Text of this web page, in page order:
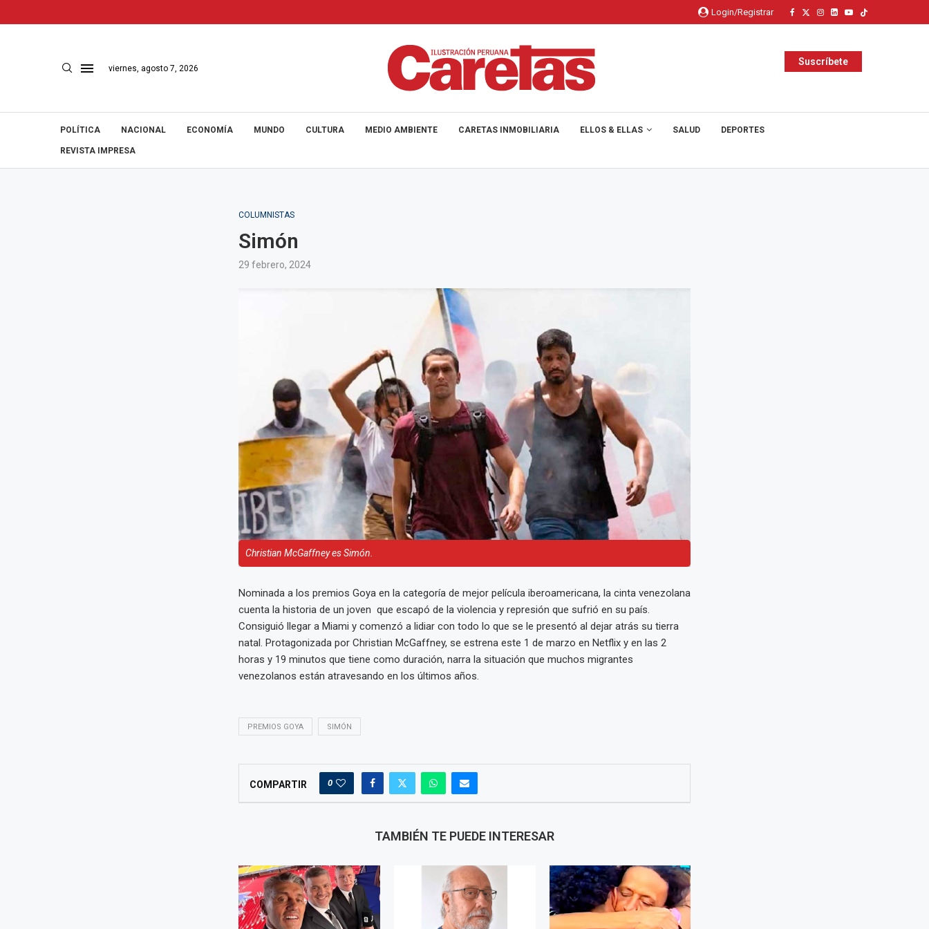
Login/Registrar
viernes, agosto 7, 2026
Suscríbete
POLÍTICA NACIONAL ECONOMÍA MUNDO CULTURA MEDIO AMBIENTE CARETAS INMOBILIARIA ELLOS & ELLAS SALUD DEPORTES
REVISTA IMPRESA
COLUMNISTAS
Simón
29 febrero, 2024
Christian McGaffney es Simón.
Nominada a los premios Goya en la categoría de mejor película iberoamericana, la cinta venezolana
cuenta la historia de un joven que escapó de la violencia y represión que sufrió en su país.
Consiguió llegar a Miami y comenzó a lidiar con todo lo que se le presentó al dejar atrás su tierra
natal. Protagonizada por Christian McGaffney, se estrena este 1 de marzo en Netflix y en las 2
horas y 19 minutos que tiene como duración, narra la situación que muchos migrantes
venezolanos están atravesando en los últimos años.
PREMIOS GOYA SIMÓN
COMPARTIR 0
TAMBIÉN TE PUEDE INTERESAR